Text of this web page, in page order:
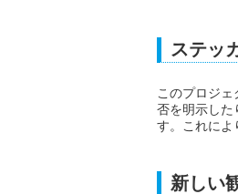
ステッ
このプロジ
否を明示した
す。これによ
新しい